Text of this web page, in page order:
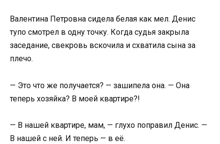
Валентина Петровна сидела белая как мел. Денис
тупо смотрел в одну точку. Когда судья закрыла
заседание, свекровь вскочила и схватила сына за
плечо.
— Это что же получается? — зашипела она. — Она
теперь хозяйка? В моей квартире?!
— В нашей квартире, мам, — глухо поправил Денис. —
В нашей с ней. И теперь — в её.